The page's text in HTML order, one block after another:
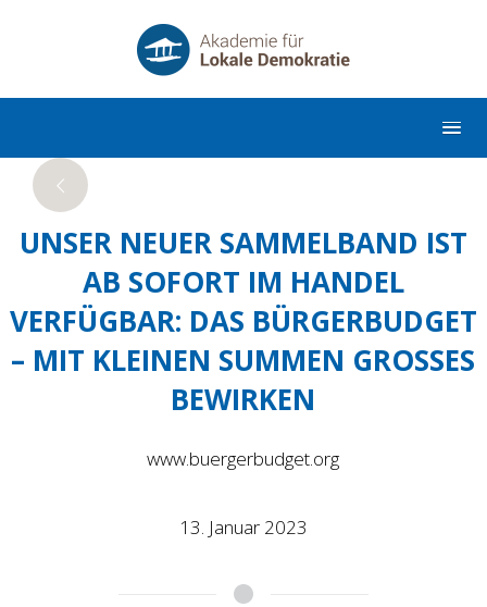
UNSER NEUER SAMMELBAND IST
AB SOFORT IM HANDEL
VERFÜGBAR: DAS BÜRGERBUDGET
– MIT KLEINEN SUMMEN GROSSES B
EWIRKEN
www.buergerbudget.org
13. Januar 2023